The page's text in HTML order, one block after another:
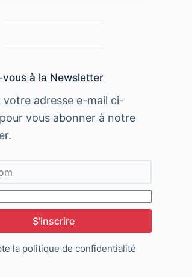
vous à la Newsletter
votre adresse e-mail ci-
vous abonner à notre
S’inscrire
la politique de confidentialité